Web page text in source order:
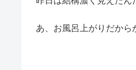
あ、お風呂上がりだから